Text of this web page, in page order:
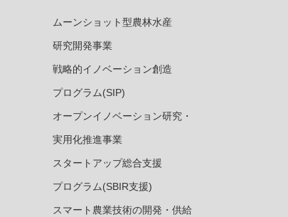
ムーンショット型農林水産
研究開発事業
戦略的イノベーション創造
プログラム(SIP)
オープンイノベーション研究・
実用化推進事業
スタートアップ総合支援
プログラム(SBIR支援)
スマート農業技術の開発・供給